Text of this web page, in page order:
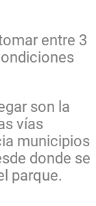
entre 3
son la
vías
municipios
donde se
parque.